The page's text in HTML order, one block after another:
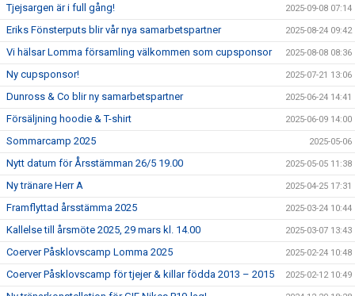
Tjejsargen är i full gång! 2025-09-08 07:14
Eriks Fönsterputs blir vår nya samarbetspartner 2025-08-24 09:42
Vi hälsar Lomma församling välkommen som cupsponsor 2025-08-08 08:36
Ny cupsponsor! 2025-07-21 13:06
Dunross & Co blir ny samarbetspartner 2025-06-24 14:41
Försäljning hoodie & T-shirt 2025-06-09 14:00
Sommarcamp 2025 2025-05-06
Nytt datum för Årsstämman 26/5 19.00 2025-05-05 11:38
Ny tränare Herr A 2025-04-25 17:31
Framflyttad årsstämma 2025 2025-03-24 10:44
Kallelse till årsmöte 2025, 29 mars kl. 14.00 2025-03-07 13:43
Coerver Påsklovscamp Lomma 2025 2025-02-24 10:48
Coerver Påsklovscamp för tjejer & killar födda 2013 – 2015 2025-02-12 10:49